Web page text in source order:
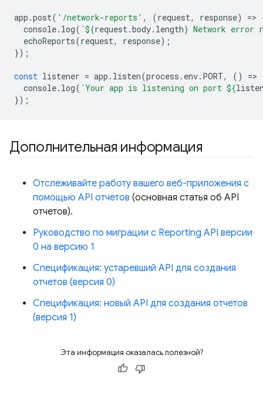
app .post( '/network-reports' , (request, response) =>
console. log( `${request.body. length} Network error
echoReports(request, response);
});
const listener = app . listen(process . env. PORT, () =>
console. log( `Your app is listening on port ${
});
Дополнительная информация
Отслеживайте работу вашего веб-приложения с
помощью API отчетов (основная статья об API
отчетов).
Руководство по миграции с Reporting API версии
0 на версию 1
Спецификация: устаревший API для создания
отчетов (версия 0)
Спецификация: новый API для создания отчетов
(версия 1)
Эта информация оказалась полезной?